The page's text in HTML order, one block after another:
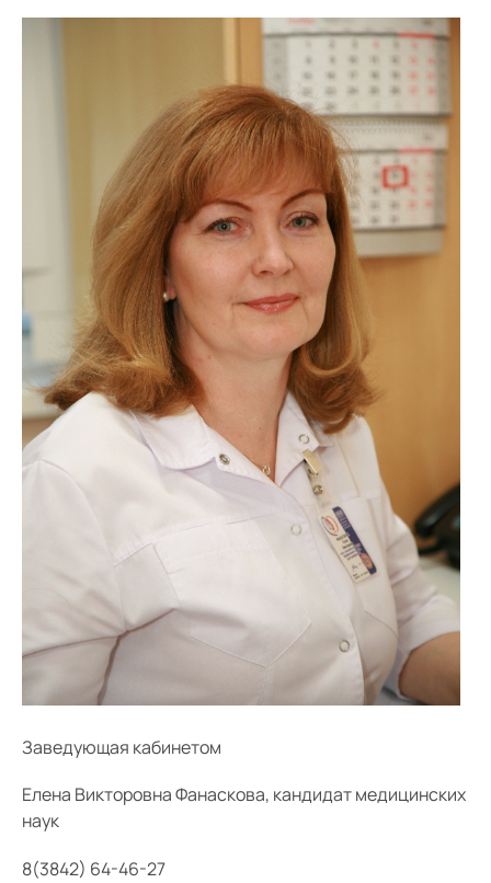
Заведующая кабинетом
Елена Викторовна Фанаскова, кандидат медицинских
наук
8(3842) 64-46-27